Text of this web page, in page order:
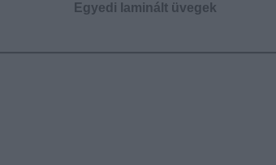
Egyedi laminált üvegek